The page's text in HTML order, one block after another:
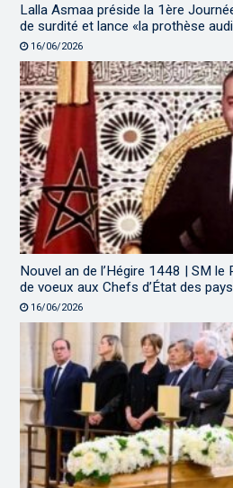
Lalla Asmaa préside la 1ère
de surdité et lance «la prothèse
16/06/2026
Nouvel an de l’Hégire 1448 | SM
de voeux aux Chefs d’État des
16/06/2026